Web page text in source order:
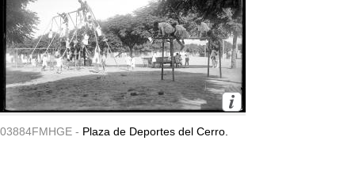
03884FMHGE - Plaza de Deportes del Cerro.